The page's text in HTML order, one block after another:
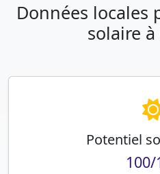
Données locales
solaire
Potentiel
100/